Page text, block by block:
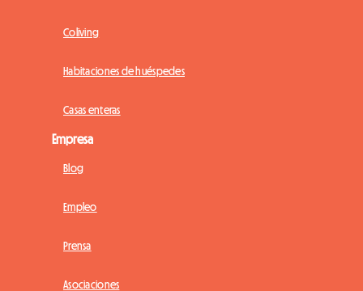
Coliving
Habitaciones de huéspedes
Casas enteras
Empresa
Blog
Empleo
Prensa
Asociaciones